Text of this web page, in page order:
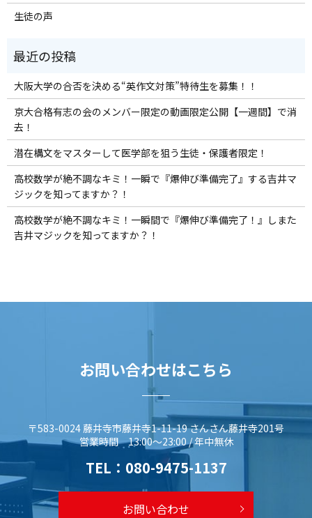
生徒の声
大阪大学の合否を決める“英作文対策”特待生を募集！！
京大合格有志の会のメンバー限定の動画限定公開【一週間】で消
去！
潜在構文をマスターして医学部を狙う生徒・保護者限定！
高校数学が絶不調なキミ！一瞬で『爆伸び準備完了』する吉井マ
ジックを知ってますか？！
高校数学が絶不調なキミ！一瞬間で『爆伸び準備完了！』しまた
吉井マジックを知ってますか？！
お問い合わせはこちら
〒583-0024 藤井寺市藤井寺1-11-19 さんさん藤井寺201号
営業時間 13:00～23:00 / 年中無休
TEL： 080-9475-1137
お問い合わせ